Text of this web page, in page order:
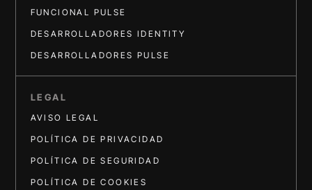
FUNCIONAL PULSE
DESARROLLADORES IDENTITY
DESARROLLADORES PULSE
LEGAL
AVISO LEGAL
POLÍTICA DE PRIVACIDAD
POLÍTICA DE SEGURIDAD
POLÍTICA DE COOKIES